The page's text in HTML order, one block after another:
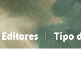
Editores Tipo